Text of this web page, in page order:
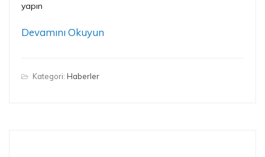
yapın
Devamını Okuyun
Kategori: Haberler